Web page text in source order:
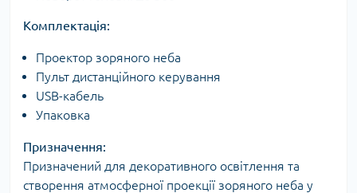
Комплектація:
Проектор зоряного неба
Пульт дистанційного керування
USB-кабель
Упаковка
Призначення:
Призначений для декоративного освітлення та
створення атмосферної проекції зоряного неба у